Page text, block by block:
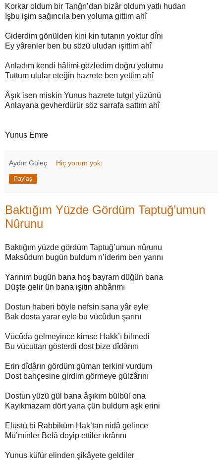
Korkar oldum bir Tanğrı’dan bizâr oldum yatlı hudan
İşbu işim sağıncıla ben yoluma gittim ahî
Giderdim gönülden kini kin tutanın yoktur dîni
Ey yârenler ben bu sözü uludan işittim ahî
Anladım kendi hâlimi gözledim doğru yolumu
Tuttum ulular eteğin hazrete ben yettim ahî
Âşık isen miskin Yunus hazrete tutgıl yüzünü
Anlayana gevherdürür söz sarrafa sattım ahî
Yunus Emre
Aydın Güleç Hiç yorum yok:
Paylaş
Baktığım Yüzde Gördüm Taptuğ’umun
Nûrunu
Baktığım yüzde gördüm Taptuğ’umun nûrunu
Maksûdum bugün buldum n’iderim ben yarını
Yarınım bugün bana hoş bayram düğün bana
Düşte gelir ün bana işitin ahbârımı
Dostun haberi böyle nefsin sana yâr eyle
Bak dosta yarar eyle bu vücûdun şarını
Vücûda gelmeyince kimse Hakk’ı bilmedi
Bu vücuttan gösterdi dost bize dîdârını
Erin dîdârın gördüm güman terkini vurdum
Dost bahçesine girdim görmeye gülzârını
Dostun yüzü gül bana âşıkım bülbül ona
Kayıkmazam dört yana çün buldum aşk erini
Elüstü bi Rabbiküm Hak’tan nidâ gelince
Mü’minler Belâ deyip ettiler ıkrârını
Yunus küfür elinden şikâyete geldiler